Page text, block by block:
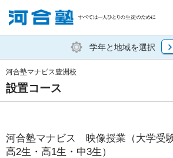
塾生の方 高等
学年と地域を選択
設置コース
河合塾マナビス豊洲校
河合塾マナビス 映像授業（大学受
高2生・高1生・中3生）